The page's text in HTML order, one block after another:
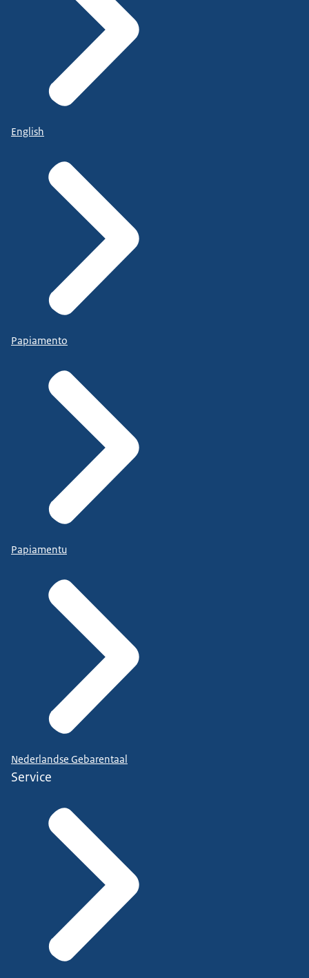
English
Papiamento
Papiamentu
Nederlandse Gebarentaal
Service